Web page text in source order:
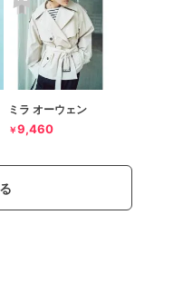
ミラ オーウェン
￥9,460